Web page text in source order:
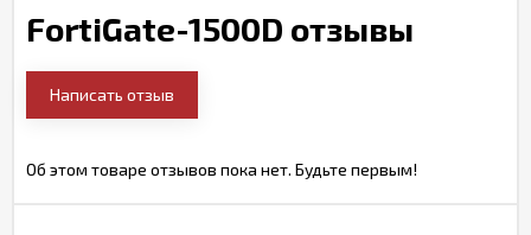
FortiGate-1500D отзывы
Написать отзыв
Об этом товаре отзывов пока нет. Будьте первым!